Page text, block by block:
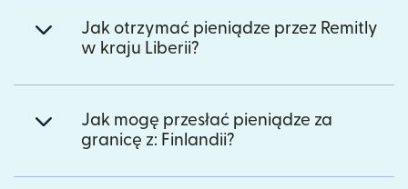
Jak otrzymać pieniądze przez Remitly
w kraju Liberii?
Jak mogę przesłać pieniądze za
granicę z: Finlandii?